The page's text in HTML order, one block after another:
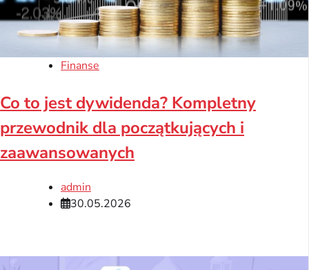
Finanse
Co to jest dywidenda? Kompletny
przewodnik dla początkujących i
zaawansowanych
admin
30.05.2026